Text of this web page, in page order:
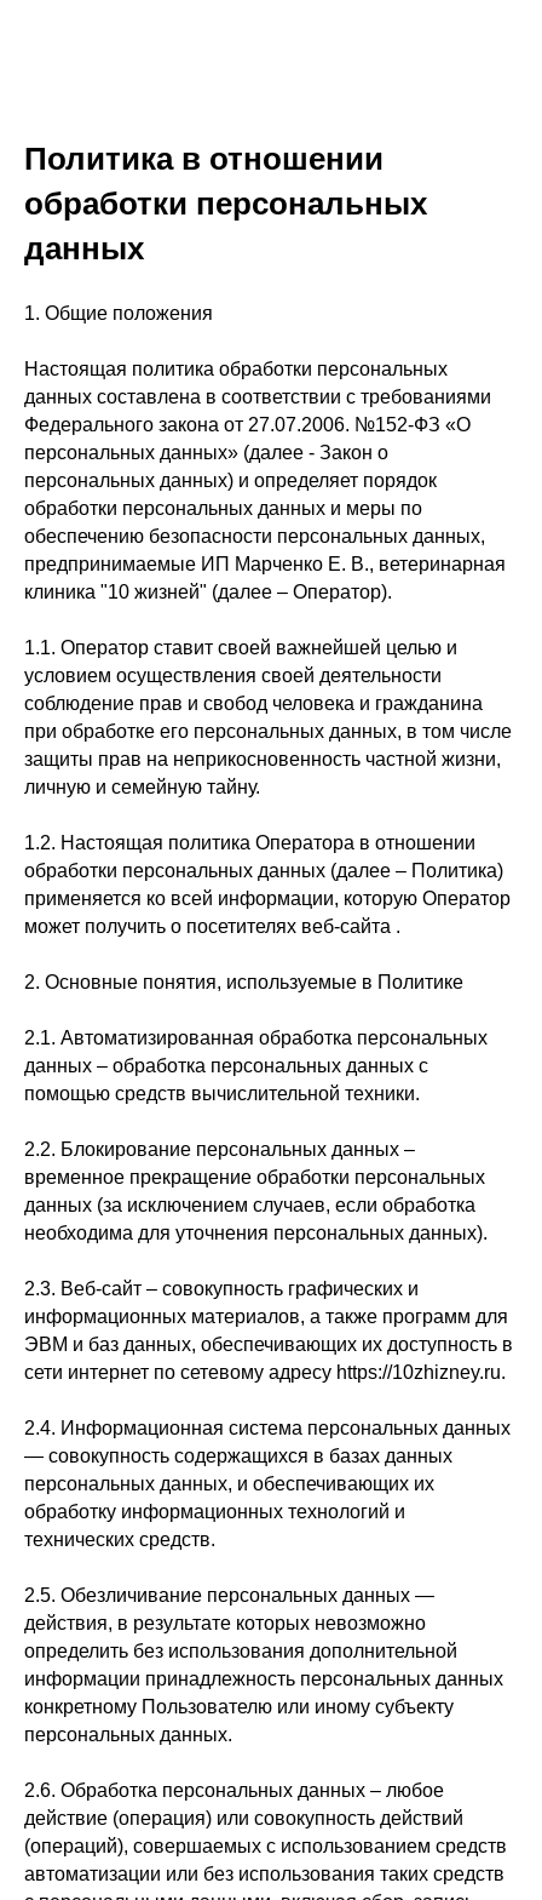
Политика в отношении
обработки персональных
данных
1. Общие положения
Настоящая политика обработки персональных
данных составлена в соответствии с требованиями
Федерального закона от 27.07.2006. №152-ФЗ «О
персональных данных» (далее - Закон о
персональных данных) и определяет порядок
обработки персональных данных и меры по
обеспечению безопасности персональных данных,
предпринимаемые ИП Марченко Е. В., ветеринарная
клиника "10 жизней" (далее – Оператор).
1.1. Оператор ставит своей важнейшей целью и
условием осуществления своей деятельности
соблюдение прав и свобод человека и гражданина
при обработке его персональных данных, в том числе
защиты прав на неприкосновенность частной жизни,
личную и семейную тайну.
1.2. Настоящая политика Оператора в отношении
обработки персональных данных (далее – Политика)
применяется ко всей информации, которую Оператор
может получить о посетителях веб-сайта .
2. Основные понятия, используемые в Политике
2.1. Автоматизированная обработка персональных
данных – обработка персональных данных с
помощью средств вычислительной техники.
2.2. Блокирование персональных данных –
временное прекращение обработки персональных
данных (за исключением случаев, если обработка
необходима для уточнения персональных данных).
2.3. Веб-сайт – совокупность графических и
информационных материалов, а также программ для
ЭВМ и баз данных, обеспечивающих их доступность в
сети интернет по сетевому адресу https://10zhizney.ru.
2.4. Информационная система персональных данных
— совокупность содержащихся в базах данных
персональных данных, и обеспечивающих их
обработку информационных технологий и
технических средств.
2.5. Обезличивание персональных данных —
действия, в результате которых невозможно
определить без использования дополнительной
информации принадлежность персональных данных
конкретному Пользователю или иному субъекту
персональных данных.
2.6. Обработка персональных данных – любое
действие (операция) или совокупность действий
(операций), совершаемых с использованием средств
автоматизации или без использования таких средств